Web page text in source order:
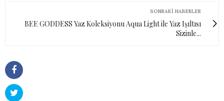
SONRAKI HABERLER
BEE GODDESS Yaz Koleksiyonu Aqua Light ile Yaz Işıltısı
Sizinle...